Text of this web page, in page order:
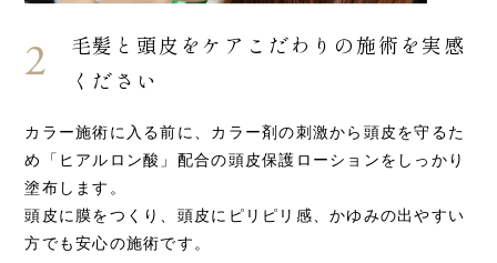
2 毛髪と頭皮をケア こだわりの施術を実感
ください
カラー施術に入る前に、カラー剤の刺激から頭皮を守るた
め「ヒアルロン酸」配合の頭皮保護ローションをしっかり
塗布します。
頭皮に膜をつくり、頭皮にピリピリ感、かゆみの出やすい
方でも安心の施術です。